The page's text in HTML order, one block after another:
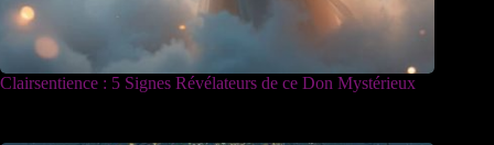
Clairsentience : 5 Signes Révélateurs de ce Don Mystérieux